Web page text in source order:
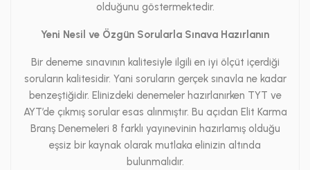
olduğunu göstermektedir.
Yeni Nesil ve Özgün Sorularla Sınava Hazırlanın
Bir deneme sınavının kalitesiyle ilgili en iyi ölçüt içerdiği
soruların kalitesidir. Yani soruların gerçek sınavla ne kadar
benzeştiğidir. Elinizdeki denemeler hazırlanırken TYT ve
AYT’de çıkmış sorular esas alınmıştır. Bu açıdan Elit Karma
Branş Denemeleri 8 farklı yayınevinin hazırlamış olduğu
eşsiz bir kaynak olarak mutlaka elinizin altında
bulunmalıdır.